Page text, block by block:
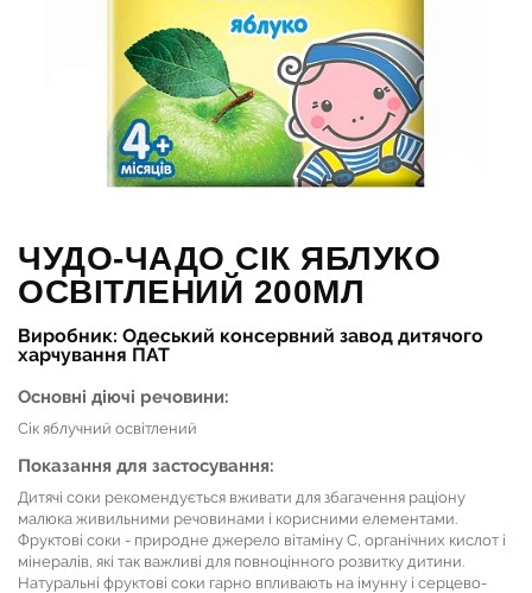
ЧУДО-ЧАДО СІК ЯБЛУКО
ОСВІТЛЕНИЙ 200МЛ
Виробник: Одеський консервний завод дитячого
харчування ПАТ
Основні діючі речовини:
Сік яблучний освітлений
Показання для застосування:
Дитячі соки рекомендується вживати для збагачення раціону
малюка живильними речовинами і корисними елементами.
Фруктові соки - природне джерело вітаміну С, органічних кислот і
мінералів, які так важливі для повноцінного розвитку дитини.
Натуральні фруктові соки гарно впливають на імунну і серцево-